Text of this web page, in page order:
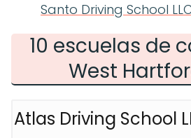
Santo Driving School
10 escuelas de
West
Atlas Driving School